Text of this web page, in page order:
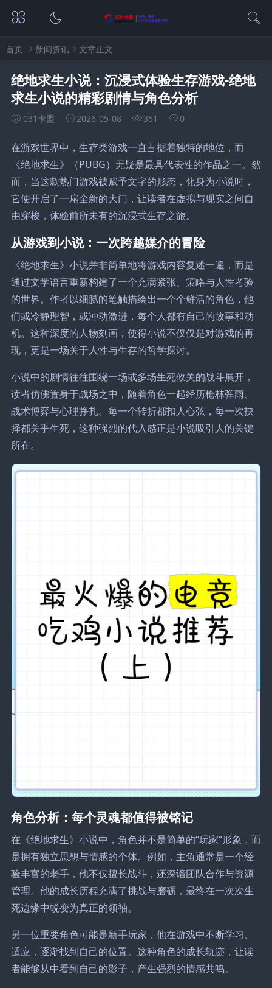
首页 新闻资讯 文章正文
绝地求生小说：沉浸式体验生存游戏-绝地
求生小说的精彩剧情与角色分析
031卡盟 2026-05-08 351 0
在游戏世界中，生存类游戏一直占据着独特的地位，而
《绝地求生》（PUBG）无疑是最具代表性的作品之一。然
而，当这款热门游戏被赋予文字的形态，化身为小说时，
它便开启了一扇全新的大门，让读者在虚拟与现实之间自
由穿梭，体验前所未有的沉浸式生存之旅。
从游戏到小说：一次跨越媒介的冒险
《绝地求生》小说并非简单地将游戏内容复述一遍，而是
通过文学语言重新构建了一个充满紧张、策略与人性考验
的世界。作者以细腻的笔触描绘出一个个鲜活的角色，他
们或冷静理智，或冲动激进，每个人都有自己的故事和动
机。这种深度的人物刻画，使得小说不仅仅是对游戏的再
现，更是一场关于人性与生存的哲学探讨。
小说中的剧情往往围绕一场或多场生死攸关的战斗展开，
读者仿佛置身于战场之中，随着角色一起经历枪林弹雨、
战术博弈与心理挣扎。每一个转折都扣人心弦，每一次抉
择都关乎生死，这种强烈的代入感正是小说吸引人的关键
所在。
角色分析：每个灵魂都值得被铭记
在《绝地求生》小说中，角色并不是简单的“玩家”形象，而
是拥有独立思想与情感的个体。例如，主角通常是一个经
验丰富的老手，他不仅擅长战斗，还深谙团队合作与资源
管理。他的成长历程充满了挑战与磨砺，最终在一次次生
死边缘中蜕变为真正的领袖。
另一位重要角色可能是新手玩家，他在游戏中不断学习、
适应，逐渐找到自己的位置。这种角色的成长轨迹，让读
者能够从中看到自己的影子，产生强烈的情感共鸣。